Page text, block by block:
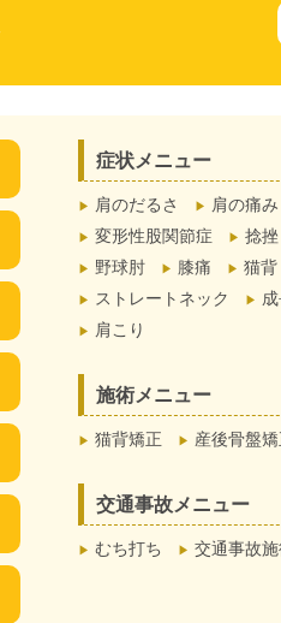
症状メニュー
肩のだるさ 肩の痛み
変形性股関節症
捻挫
野球肘
膝痛 猫背
ストレートネック
肩こり
施術メニュー
猫背矯正 産後骨盤矯
交通事故メニュー
むち打ち 交通事故